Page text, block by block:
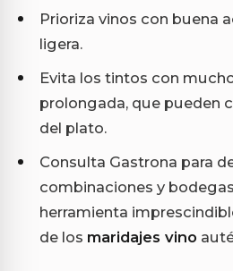
Prioriza vinos con buena
ligera.
Evita los tintos con
prolongada, que pueden
del plato.
Consulta Gastrona para
combinaciones y
herramienta
de los maridajes vino